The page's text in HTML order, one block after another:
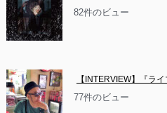
82件のビュー
【INTERVIEW】『ラ
77件のビュー